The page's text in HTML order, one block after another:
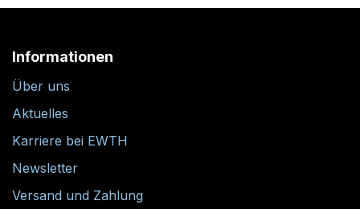
Informationen
Über uns
Aktuelles
Karriere bei EWTH
Newsletter
Versand und Zahlung